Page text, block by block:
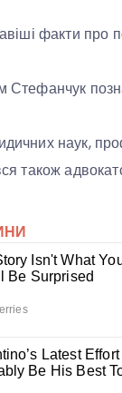
факти про
наук,
також